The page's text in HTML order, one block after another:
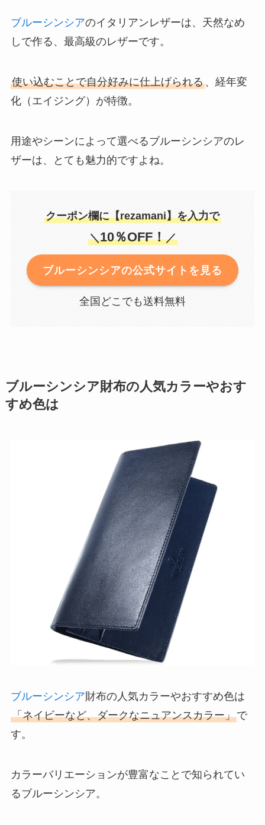
ブルーシンシアのイタリアンレザーは、天然なめ
しで作る、最高級のレザーです。
使い込むことで自分好みに仕上げられる、経年変
化（エイジング）が特徴。
用途やシーンによって選べるブルーシンシアのレ
ザーは、とても魅力的ですよね。
クーポン欄に【rezamani】を入力で
＼10％OFF！／
ブルーシンシアの公式サイトを見る
全国どこでも送料無料
ブルーシンシア財布の人気カラーやおす
すめ色は
ブルーシンシア財布の人気カラーやおすすめ色は
「ネイビーなど、ダークなニュアンスカラー」で
す。
カラーバリエーションが豊富なことで知られてい
るブルーシンシア。